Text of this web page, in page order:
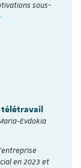
sous-
télétravail
Evdokia
en 2023 et